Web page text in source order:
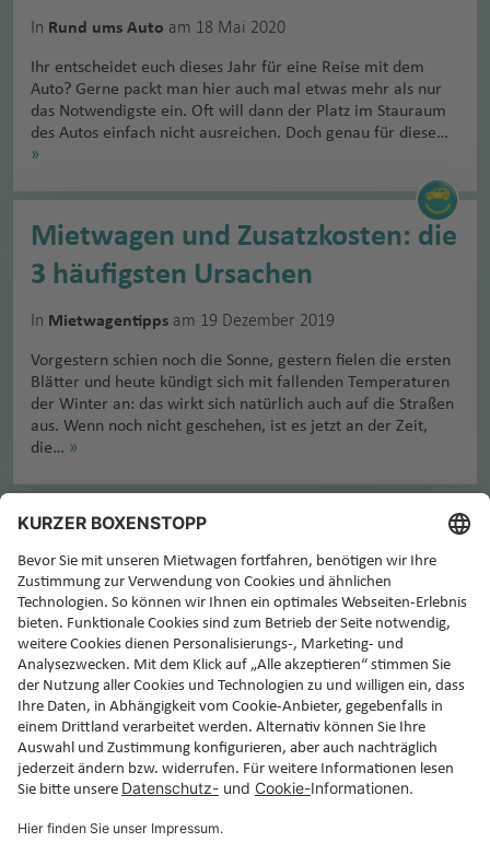
In Rund ums Auto am 18 Mai 2020
Ihr entscheidet euch dieses Jahr für eine Reise mit dem
Auto? Gerne packt man hier auch mal etwas mehr als nur
das Notwendigste ein. Oft will dann der Platz im Stauraum
des Autos einfach nicht ausreichen. Doch genau für diese…
»
Mietwagen und Zusatzkosten: die
3 häufigsten Ursachen
In Mietwagentipps am 19 Dezember 2019
Vorgestern schien noch die Sonne, gestern fielen die ersten
Blätter und heute kündigt sich mit fallenden Temperaturen
der Winter an: das wirkt sich natürlich auch auf die Straßen
aus. Wenn noch nicht geschehen, ist es jetzt an der Zeit,
die… »
Mietwagen für den perfekten Urlaub
Deine Reise ist bereits gebucht – nun fehlt nur noch der
Mietwagen, damit dein Traumurlaub auch wirklich perfekt
wird. Kein Problem, denn dank unserem Rundum-Sorglos-
Paket kannst du deinen Urlaub ganz entspannt genießen! Bei
uns gibt es weder versteckte Kosten, noch müssen vor Ort
zusätzliche Versicherungen abgeschlossen werden. Einfach
Auto abholen, einsteigen und losfahren!